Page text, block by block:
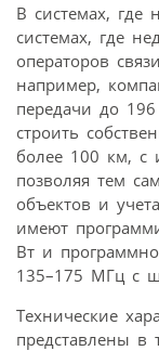
В системах, где
системах, где
операторов
например,
передачи до
строить
более 100 км, с
позволяя тем
объектов и
имеют
Вт и
135–175 МГц с
Технические
представлены в